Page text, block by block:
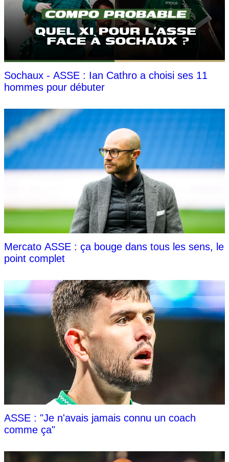
Sochaux - ASSE : Ian Cathro a choisi ses 11
hommes pour débuter
Mercato ASSE : ça bouge dans tous les sens, le
point complet
ASSE : "Je n'avais jamais connu un coach
comme ça"